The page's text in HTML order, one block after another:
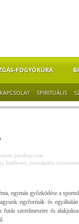
FOGYÓKÚRA
SPIRITUÁLIS
képek:pixabay.com
hatékony izomépítés
egymás győzködése a
egyformák és
szerelmeseire és